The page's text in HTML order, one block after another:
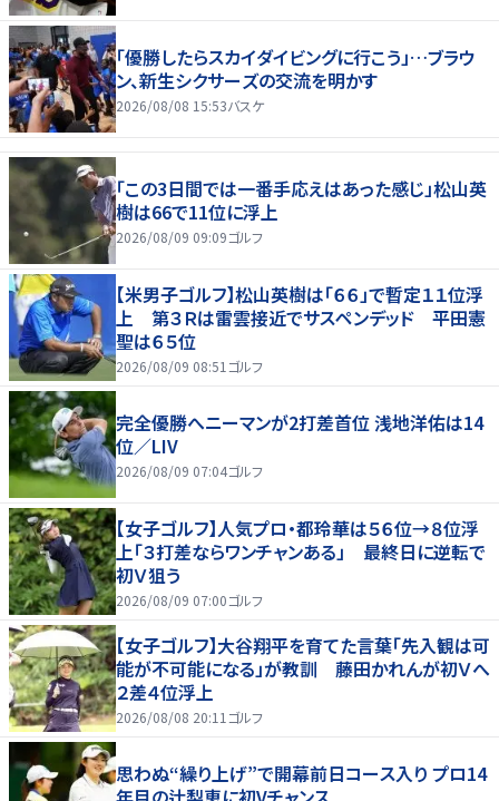
「優勝したらスカイダイビングに行こう」…ブラウ
ン、新生シクサーズの交流を明かす
2026/08/08 15:53バスケ
「この3日間では一番手応えはあった感じ」松山英
樹は66で11位に浮上
2026/08/09 09:09ゴルフ
【米男子ゴルフ】松山英樹は「６６」で暫定１１位浮
上 第３Ｒは雷雲接近でサスペンデッド 平田憲
聖は６５位
2026/08/09 08:51 ゴルフ
完全優勝へニーマンが2打差首位 浅地洋佑は14
位／LIV
2026/08/09 07:04ゴルフ
【女子ゴルフ】人気プロ・都玲華は５６位→８位浮
上「３打差ならワンチャンある」 最終日に逆転で
初Ｖ狙う
2026/08/09 07:00ゴルフ
【女子ゴルフ】大谷翔平を育てた言葉「先入観は可
能が不可能になる」が教訓 藤田かれんが初Ｖへ
２差４位浮上
2026/08/08 20:11 ゴルフ
思わぬ“繰り上げ”で開幕前日コース入り プロ14